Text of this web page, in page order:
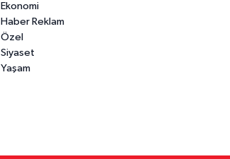
Ekonomi
Haber Reklam
Özel
Siyaset
Yaşam